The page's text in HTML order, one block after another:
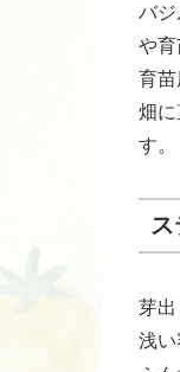
バ
や育
育苗
畑
す。
芽出
浅い